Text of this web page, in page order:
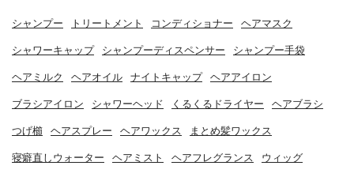
シャンプー トリートメント コンディショナー ヘアマスク
シャワーキャップ シャンプーディスペンサー シャンプー手袋
ヘアミルク ヘアオイル ナイトキャップ ヘアアイロン
ブラシアイロン シャワーヘッド くるくるドライヤー ヘアブラシ
つげ櫛 ヘアスプレー ヘアワックス まとめ髪ワックス
寝癖直しウォーター ヘアミスト ヘアフレグランス ウィッグ